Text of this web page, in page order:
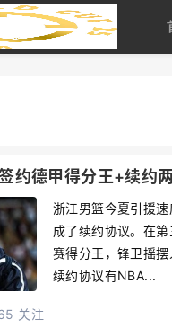
约德甲得分王+续约
浙江男篮今夏引援
成了续约协议。在
赛得分王，锋卫摇
续约协议有NBA...
关注